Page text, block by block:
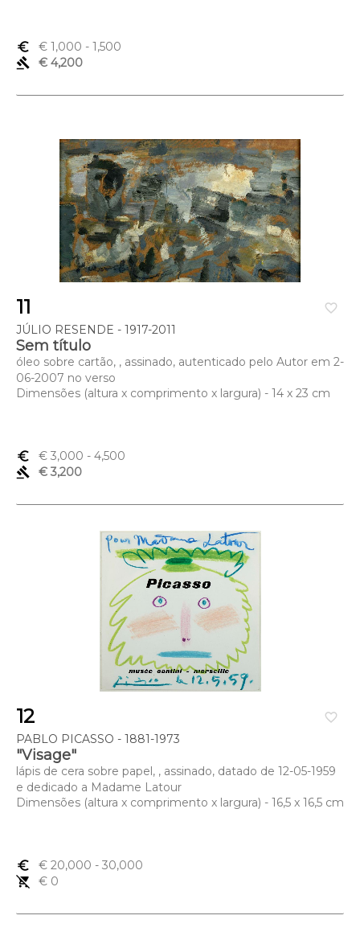
euro_symbol € 1,000 - 1,500
gavel
€ 4,200
favorite_border
11
JÚLIO RESENDE - 1917-2011
Sem título
óleo sobre cartão, , assinado, autenticado pelo Autor em 2-
06-2007 no verso
Dimensões (altura x comprimento x largura) - 14 x 23 cm
euro_symbol € 3,000 - 4,500
gavel
€ 3,200
favorite_border
12
PABLO PICASSO - 1881-1973
"Visage"
lápis de cera sobre papel, , assinado, datado de 12-05-1959
e dedicado a Madame Latour
Dimensões (altura x comprimento x largura) - 16,5 x 16,5 cm
euro_symbol € 20,000 - 30,000
remove_shopping_cart
€ 0